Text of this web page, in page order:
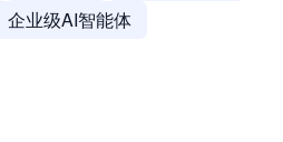
企业级AI智能体